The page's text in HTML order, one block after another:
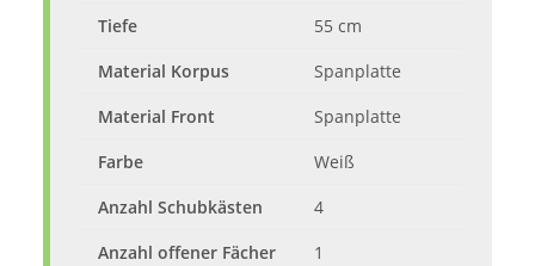
Tiefe
55 cm
Material Korpus
Spanplatte
Material Front
Spanplatte
Farbe
Weiß
Anzahl Schubkästen
4
Anzahl offener Fächer
1